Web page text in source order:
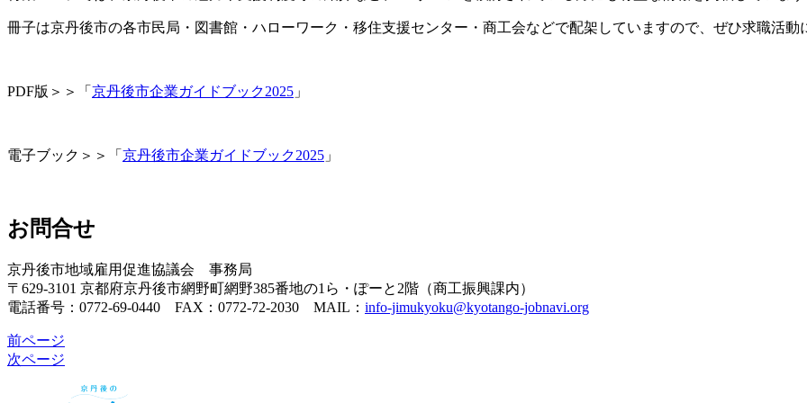
冊子は京丹後市の各市民局・図書館・ハローワーク・移住支援センター・商工会などで配架していますので、ぜひ求職活動
PDF版＞＞「 京丹後市企業ガイドブック2025 」
電子ブック＞＞「 京丹後市企業ガイドブック2025 」
お問合せ
京丹後市地域雇用促進協議会 事務局
〒629-3101 京都府京丹後市網野町網野385番地の1ら・ぽーと2階（商工振興課内）
電話番号：0772-69-0440 FAX：0772-72-2030 MAIL： info-jimukyoku@kyotango-jobnavi.org
前ページ
次ページ